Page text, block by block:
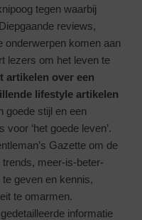
tegen waarbij
reviews,
onderwerpen komen aan
lezers om het leven te
artikelen over een
lifestyle artikelen
goede stijl en een
‘het goede leven’.
Gazette om de
meer-is-beter-
geven en kennis,
te omarmen.
informatie